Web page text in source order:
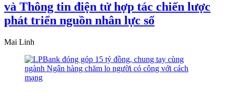
và Thông tin điện tử hợp tác chiến lược
phát triển nguồn nhân lực số
Mai Linh